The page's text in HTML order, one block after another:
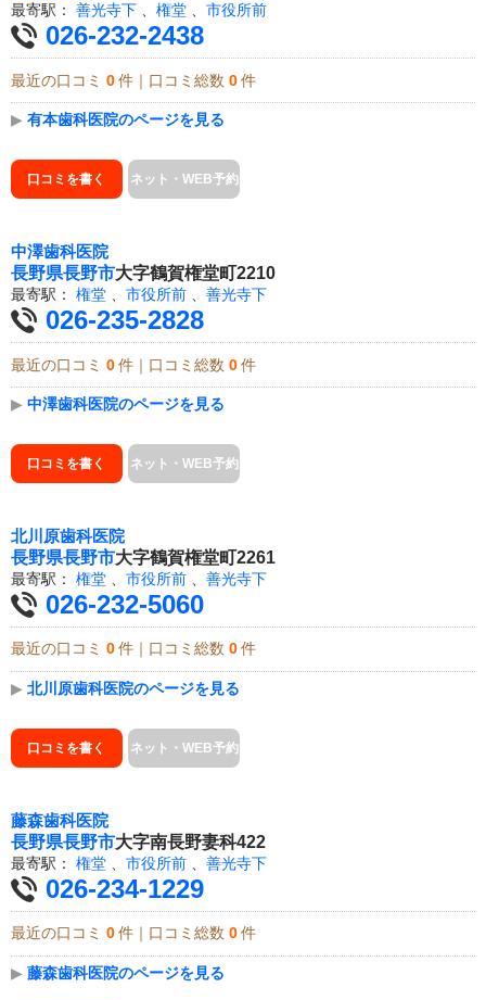
最寄駅： 善光寺下 、 権堂 、 市役所前
026-232-2438
最近の口コミ 0 件｜口コミ総数 0 件
▶ 有本歯科医院のページを見る
口コミを書く ネット・WEB予約
中澤歯科医院
長野県長野市大字鶴賀権堂町2210
最寄駅： 権堂 、 市役所前 、 善光寺下
026-235-2828
最近の口コミ 0 件｜口コミ総数 0 件
▶ 中澤歯科医院のページを見る
口コミを書く ネット・WEB予約
北川原歯科医院
長野県長野市大字鶴賀権堂町2261
最寄駅： 権堂 市役所前 善光寺下
026-232-5060
最近の口コミ 0 件｜口コミ総数 0 件
▶ 北川原歯科医院のページを見る
口コミを書く ネット・WEB予約
藤森歯科医院
長野県長野市大字南長野妻科422
最寄駅： 権堂 市役所前 善光寺下
026-234-1229
最近の口コミ 0 件｜口コミ総数 0 件
▶ 藤森歯科医院のページを見る